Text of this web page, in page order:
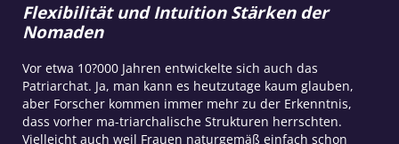
Flexibilität und Intuition Stärken der
Nomaden
Vor etwa 10?000 Jahren entwickelte sich auch das
Patriarchat. Ja, man kann es heutzutage kaum glauben,
aber Forscher kommen immer mehr zu der Erkenntnis,
dass vorher ma-triarchalische Strukturen herrschten.
Vielleicht auch weil Frauen naturgemäß einfach schon